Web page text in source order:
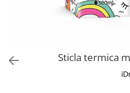
Comode
Genti plimbare/scutece
Rucsac transport copii
Carucioare Reversibile
Jucarii de dentitie
Masinute
Cosmetice naturale
Halate si Prosoape
Jucarii de baieSticla termica